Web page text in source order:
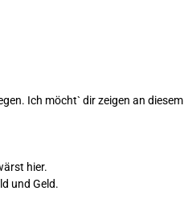
Ich möcht` dir zeigen an diesem
hier.
und Geld.